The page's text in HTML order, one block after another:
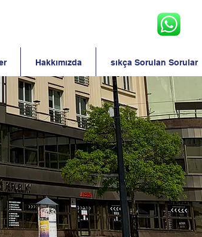
Hakkımızda sıkça Sorulan Sorular